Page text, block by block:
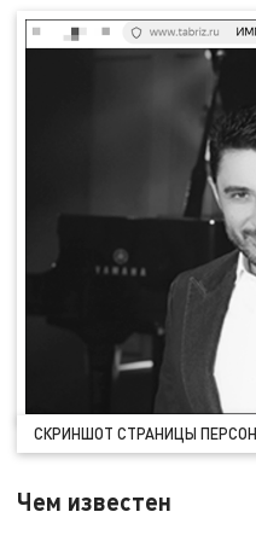
СКРИНШОТ СТРАНИЦЫ
Чем известен